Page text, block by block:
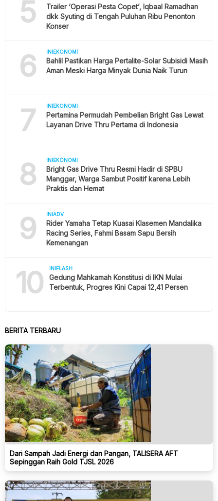
5
Trailer ‘Operasi Pesta Copet’, Iqbaal Ramadhan
dkk Syuting di Tengah Puluhan Ribu Penonton
Konser
6 INIEKONOMI
Bahlil Pastikan Harga Pertalite-Solar Subisidi Masih
Aman Meski Harga Minyak Dunia Naik Turun
7 INIEKONOMI
Pertamina Permudah Pembelian Bright Gas Lewat
Layanan Drive Thru Pertama di Indonesia
8 INIEKONOMI
Bright Gas Drive Thru Resmi Hadir di SPBU
Manggar, Warga Sambut Positif karena Lebih
Praktis dan Hemat
9 INIADV
Rider Yamaha Tetap Kuasai Klasemen Mandalika
Racing Series, Fahmi Basam Sapu Bersih
Kemenangan
10 INIFLASH
Gedung Mahkamah Konstitusi di IKN Mulai
Terbentuk, Progres Kini Capai 12,41 Persen
BERITA TERBARU
Dari Sampah Jadi Energi dan Pangan, TALISERA AFT
Sepinggan Raih Gold TJSL 2026